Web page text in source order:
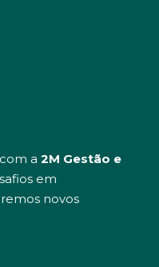
a 2M Gestão e
em
novos